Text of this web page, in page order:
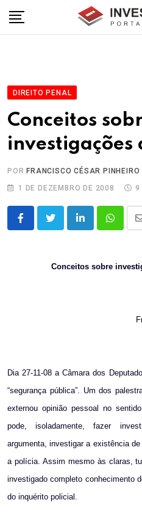
DIREITO PENAL
Conceitos
investigações
POR FRANCISCO CÉSAR PINHEIRO
1 DE DEZEMBRO DE 2008
9
LinkedIn
Conceitos sobre
Dia 27-11-08 a Câmara dos
“segurança pública”. Um dos
externou opinião pessoal no
pode, isoladamente, fazer
argumenta, investigar a existência
a polícia. Assim mesmo às claras,
investigado completo conhecimento
do inquérito policial.